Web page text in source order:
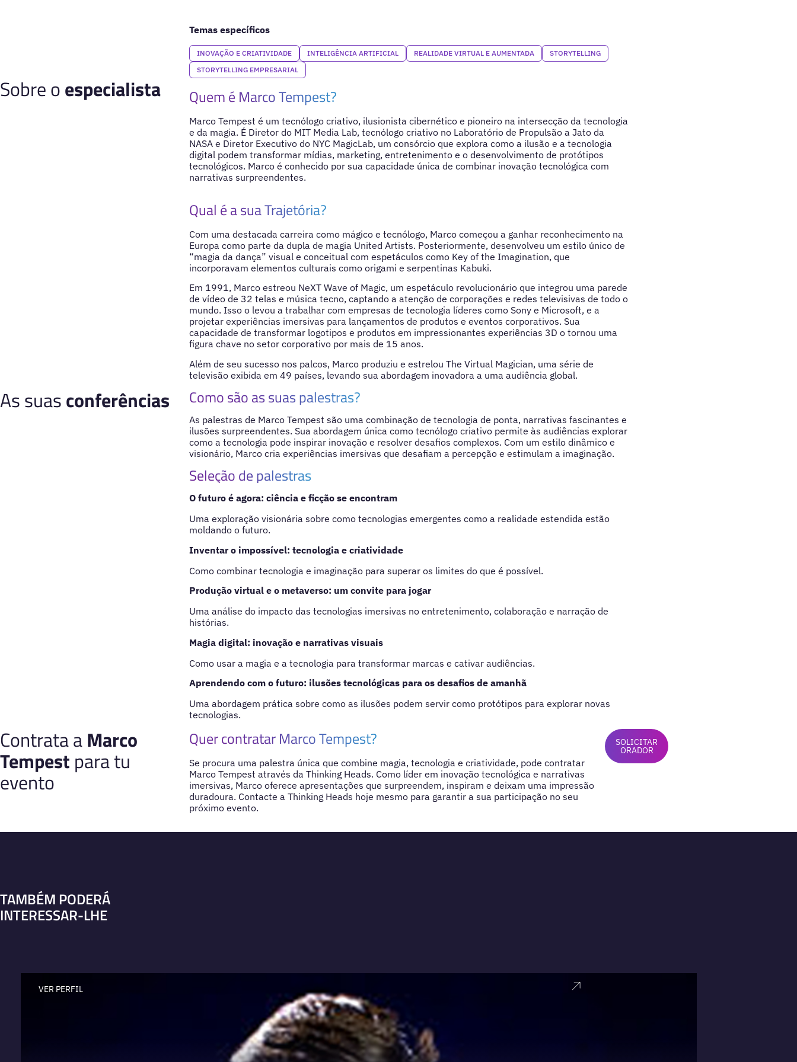
Temas específicos
INOVAÇÃO E CRIATIVIDADE INTELIGÊNCIA ARTIFICIAL REALIDADE VIRTUAL E AUMENTADA
STORYTELLING
STORYTELLING EMPRESARIAL
Sobre oespecialista Quem é Marco Tempest?
Marco Tempest é um tecnólogo criativo, ilusionista cibernético e pioneiro na intersecção da tecnologia
e da magia. É Diretor do MIT Media Lab, tecnólogo criativo no Laboratório de Propulsão a Jato da
NASA e Diretor Executivo do NYC MagicLab, um consórcio que explora como a ilusão e a tecnologia
digital podem transformar mídias, marketing, entretenimento e o desenvolvimento de protótipos
tecnológicos. Marco é conhecido por sua capacidade única de combinar inovação tecnológica com
narrativas surpreendentes.
Qual é a sua Trajetória?
Com uma destacada carreira como mágico e tecnólogo, Marco começou a ganhar reconhecimento na
Europa como parte da dupla de magia United Artists. Posteriormente, desenvolveu um estilo único de
“magia da dança” visual e conceitual com espetáculos como Key of the Imagination, que
incorporavam elementos culturais como origami e serpentinas Kabuki.
Em 1991, Marco estreou NeXT Wave of Magic, um espetáculo revolucionário que integrou uma parede
de vídeo de 32 telas e música tecno, captando a atenção de corporações e redes televisivas de todo o
mundo. Isso o levou a trabalhar com empresas de tecnologia líderes como Sony e Microsoft, e a
projetar experiências imersivas para lançamentos de produtos e eventos corporativos. Sua
capacidade de transformar logotipos e produtos em impressionantes experiências 3D o tornou uma
figura chave no setor corporativo por mais de 15 anos.
Além de seu sucesso nos palcos, Marco produziu e estrelou The Virtual Magician, uma série de
televisão exibida em 49 países, levando sua abordagem inovadora a uma audiência global.
As suasconferências Como são as suas palestras?
As palestras de Marco Tempest são uma combinação de tecnologia de ponta, narrativas fascinantes e
ilusões surpreendentes. Sua abordagem única como tecnólogo criativo permite às audiências explorar
como a tecnologia pode inspirar inovação e resolver desafios complexos. Com um estilo dinâmico e
visionário, Marco cria experiências imersivas que desafiam a percepção e estimulam a imaginação.
Seleção de palestras
O futuro é agora: ciência e ficção se encontram
Uma exploração visionária sobre como tecnologias emergentes como a realidade estendida estão
moldando o futuro.
Inventar o impossível: tecnologia e criatividade
Como combinar tecnologia e imaginação para superar os limites do que é possível.
Produção virtual e o metaverso: um convite para jogar
Uma análise do impacto das tecnologias imersivas no entretenimento, colaboração e narração de
histórias.
Magia digital: inovação e narrativas visuais
Como usar a magia e a tecnologia para transformar marcas e cativar audiências.
Aprendendo com o futuro: ilusões tecnológicas para os desafios de amanhã
Uma abordagem prática sobre como as ilusões podem servir como protótipos para explorar novas
tecnologias.
Contrata aMarco
Tempest para tu
evento
Quer contratar Marco Tempest?
Se procura uma palestra única que combine magia, tecnologia e criatividade, pode contratar
Marco Tempest através da Thinking Heads. Como líder em inovação tecnológica e narrativas
imersivas, Marco oferece apresentações que surpreendem, inspiram e deixam uma impressão
duradoura. Contacte a Thinking Heads hoje mesmo para garantir a sua participação no seu
próximo evento.
SOLICITAR
ORADOR
TAMBÉM PODERÁ
INTERESSAR-LHE
VER PERFIL